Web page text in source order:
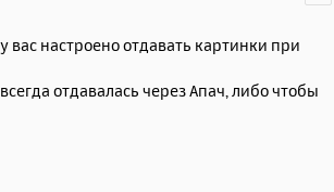
настроено отдавать картинки при
отдавалась через Апач, либо чтобы